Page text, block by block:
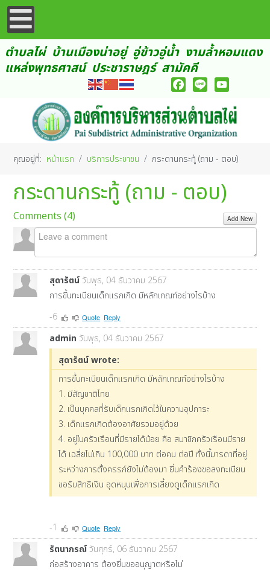
ตำบลไผ่ บ้านเมืองน่าอยู่ อู่ข้าวอู่น้ำ งามล้ำหอมแดง
แหล่งพุทธศาสน์ ประชาราษฎร์ สามัคคี
คุณอยู่ที่: หน้าแรก บริการประชาชน กระดานกระทู้ (ถาม - ตอบ)
กระดานกระทู้ (ถาม - ตอบ)
Comments (4) Add New
สุดารัตน์ วันพุธ, 04 ธันวาคม 2567
การขึ้นทะเบียนเด็กแรกเกิด มีหลักเกณฑ์อย่างไรบ้าง
-6
Quote Reply
admin วันพุธ, 04 ธันวาคม 2567
สุดารัตน์ wrote:
การขึ้นทะเบียนเด็กแรกเกิด มีหลักเกณฑ์อย่างไรบ้าง
1. มีสัญชาติไทย
2. เป็นบุคคลที่รับเด็กแรกเกิดไว้ในความอุปการะ
3. เด็กแรกเกิดต้องอาศัยรวมอยู่ด้วย
4. อยู่ในครัวเรือนที่มีรายได้น้อย คือ สมาชิกครัวเรือนมีราย
ได้ เฉลี่ยไม่เกิน 100,000 บาท ต่อคน ต่อปี ทั้งนี้มารดาที่อยู่
ระหว่างการตั้งครรภ์ยังไม่ต้องมา ยื่นคำร้องขอลงทะเบียน
ขอรับสิทธิเงิน อุดหนุนเพื่อการเลี้ยงดูเด็กแรกเกิด
-1 Quote Reply
รัตนาภรณ์ วันศุกร์, 06 ธันวาคม 2567
ก่อสร้างอาคาร ต้องยื่นขออนุญาตหรือไม่